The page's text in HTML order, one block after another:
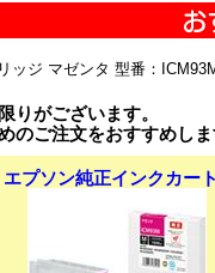
ッジ マゼンタ 型番：
りがございます。
のご注文をおすすめしま
エプソン純正インクカー